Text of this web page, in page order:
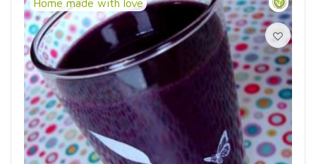
Home made with love